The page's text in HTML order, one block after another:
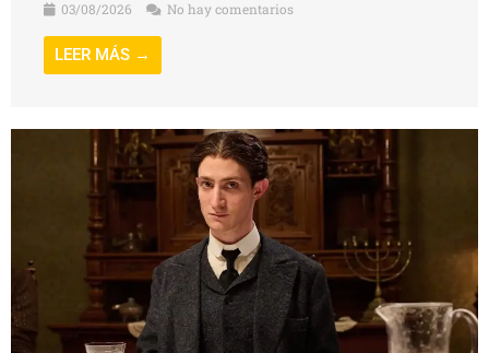
03/08/2026
No hay comentarios
LEER MÁS →